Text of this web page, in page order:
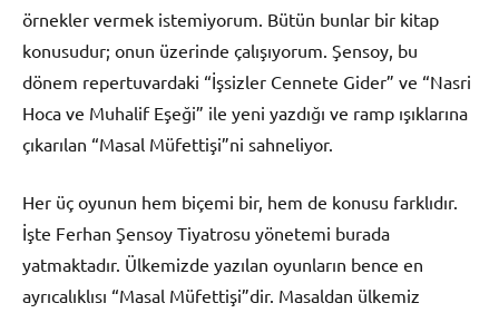
örnekler vermek istemiyorum. Bütün bunlar bir kitap
konusudur; onun üzerinde çalışıyorum. Şensoy, bu
dönem repertuvardaki “İşsizler Cennete Gider” ve “Nasri
Hoca ve Muhalif Eşeği” ile yeni yazdığı ve ramp ışıklarına
çıkarılan “Masal Müfettişi”ni sahneliyor.
Her üç oyunun hem biçemi bir, hem de konusu farklıdır.
İşte Ferhan Şensoy Tiyatrosu yönetemi burada
yatmaktadır. Ülkemizde yazılan oyunların bence en
ayrıcalıklısı “Masal Müfettişi”dir. Masaldan ülkemiz